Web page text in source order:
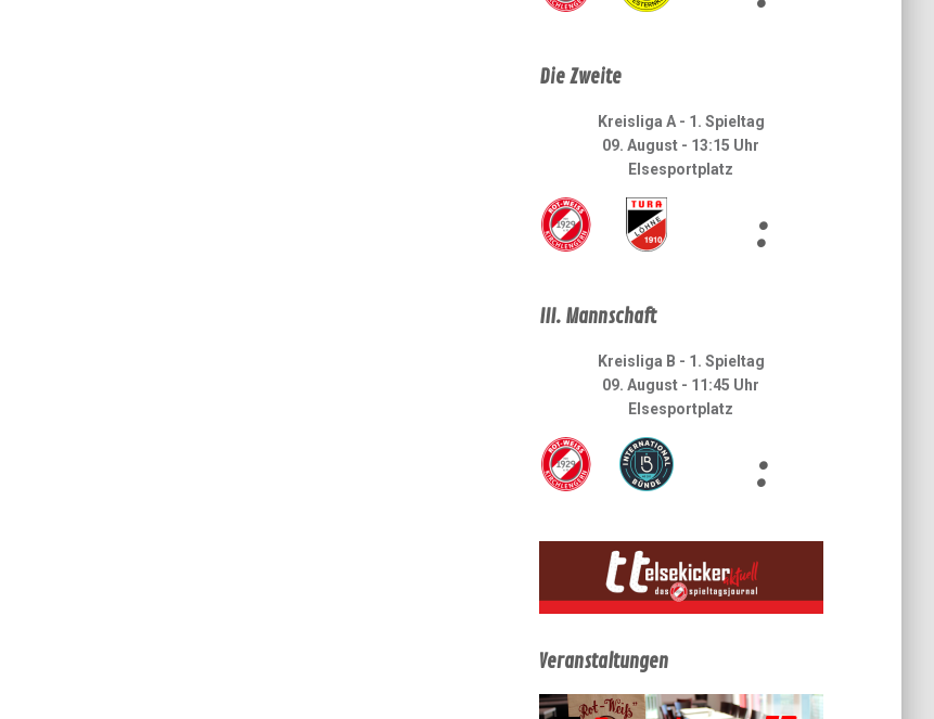
Die Zweite
Kreisliga A - 1. Spieltag
09. August - 13:15 Uhr
Elsesportplatz
:
III. Mannschaft
Kreisliga B - 1. Spieltag
09. August - 11:45 Uhr
Elsesportplatz
:
Veranstaltungen